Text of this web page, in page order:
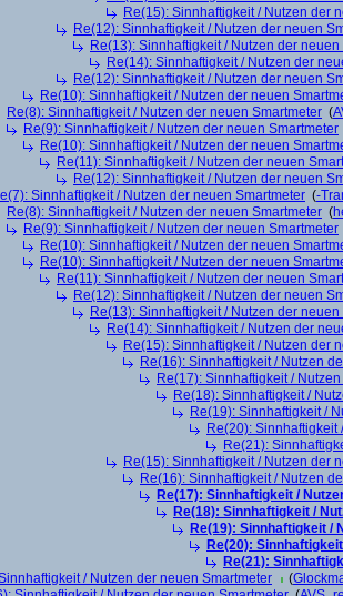
Re(15): Sinnhaftigkeit / Nutzen der
Re(12): Sinnhaftigkeit / Nutzen der neuen
Re(13): Sinnhaftigkeit / Nutzen der neuen
Re(14): Sinnhaftigkeit / Nutzen der
Re(12): Sinnhaftigkeit / Nutzen der neuen
Re(10): Sinnhaftigkeit / Nutzen der neuen
Re(8): Sinnhaftigkeit / Nutzen der neuen Smartmeter (
Re(9): Sinnhaftigkeit / Nutzen der neuen Smartmeter
Re(10): Sinnhaftigkeit / Nutzen der neuen
Re(11): Sinnhaftigkeit / Nutzen der neuen
Re(12): Sinnhaftigkeit / Nutzen der neuen
Sinnhaftigkeit / Nutzen der neuen Smartmeter (-
Re(8): Sinnhaftigkeit / Nutzen der neuen Smartmeter (
Re(9): Sinnhaftigkeit / Nutzen der neuen Smartmeter
Re(10): Sinnhaftigkeit / Nutzen der neuen
Re(10): Sinnhaftigkeit / Nutzen der neuen
Re(11): Sinnhaftigkeit / Nutzen der neuen
Re(12): Sinnhaftigkeit / Nutzen der neuen
Re(13): Sinnhaftigkeit / Nutzen der neuen
Re(14): Sinnhaftigkeit / Nutzen der
Re(15): Sinnhaftigkeit / Nutzen der
Re(16): Sinnhaftigkeit / Nutzen
Re(17): Sinnhaftigkeit /
Re(18): Sinnhaftigkeit /
Re(19): Sinnhaftigkeit /
Re(20): Sinnhaftigkeit
Re(21):
Re(15): Sinnhaftigkeit / Nutzen der
Re(16): Sinnhaftigkeit / Nutzen
Re(17): Sinnhaftigkeit /
Re(18): Sinnhaftigkeit /
Re(19): Sinnhaftigkeit /
Re(20):
Re(21):
/ Nutzen der neuen Smartmeter
(